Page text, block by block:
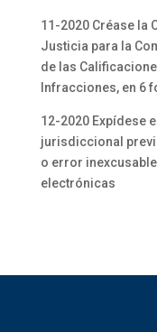
11-2020 Créase la
Justicia para la
de las
Infracciones, en 6
12-2020 Expídese
jurisdiccional
o error
electrónicas